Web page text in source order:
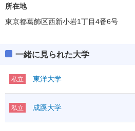
所在地
東京都葛飾区西新小岩1丁目4番6号
一緒に見られた大学
私立 東洋大学
私立 成蹊大学